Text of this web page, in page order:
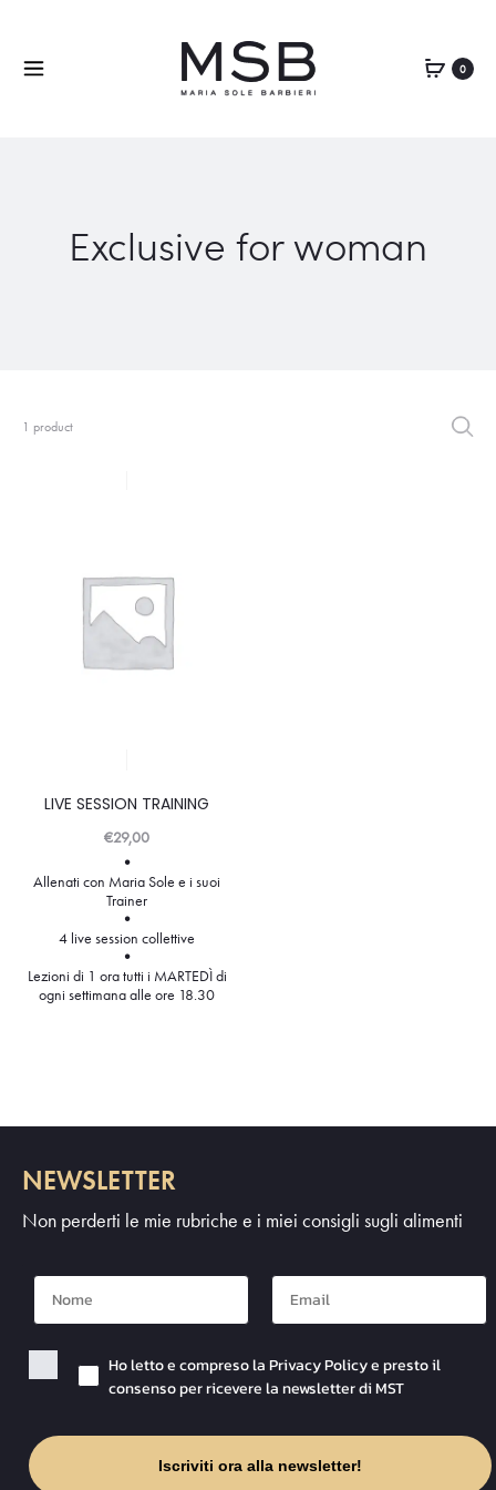
0
Exclusive for woman
1 product
LIVE SESSION TRAINING
€29,00
•
Allenati con Maria Sole e i suoi
Trainer
•
4 live session collettive
•
Lezioni di 1 ora tutti i MARTEDÌ di
ogni settimana alle ore 18.30
NEWSLETTER
Non perderti le mie rubriche e i miei consigli sugli alimenti
Nome Mail
Checkbox PrivacyHo letto e compreso la Privacy Policy e presto il
consenso per ricevere la newsletter di MST
Iscriviti ora alla newsletter!